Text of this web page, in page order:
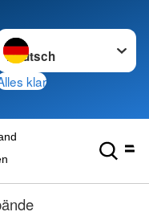
wechseln zu
klar